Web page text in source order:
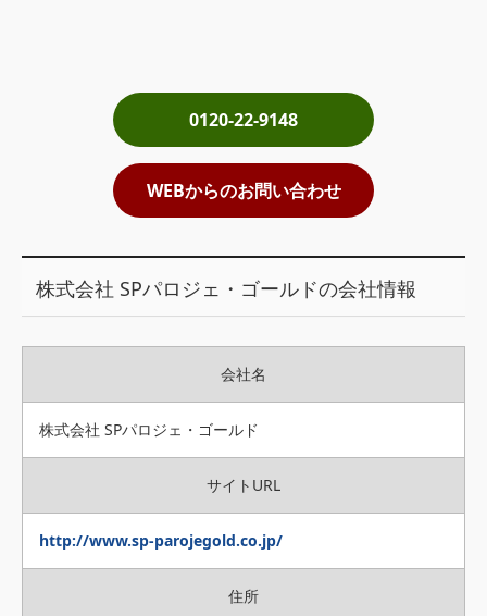
利用規約について
掲載受付窓口はこちら
0120-22-9148
WEBからのお問い合わせ
株式会社 SPパロジェ・ゴールドの会社情報
会社名
株式会社 SPパロジェ・ゴールド
サイトURL
http://www.sp-parojegold.co.jp/
住所